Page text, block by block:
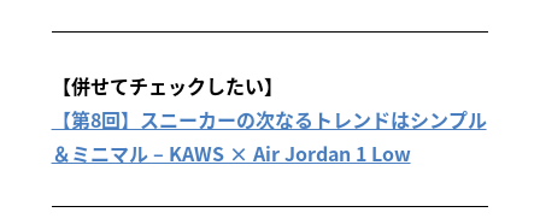
【併せてチェックしたい】
【第8回】スニーカーの次なるトレンドはシンプル
＆ミニマル – KAWS × Air Jordan 1 Low